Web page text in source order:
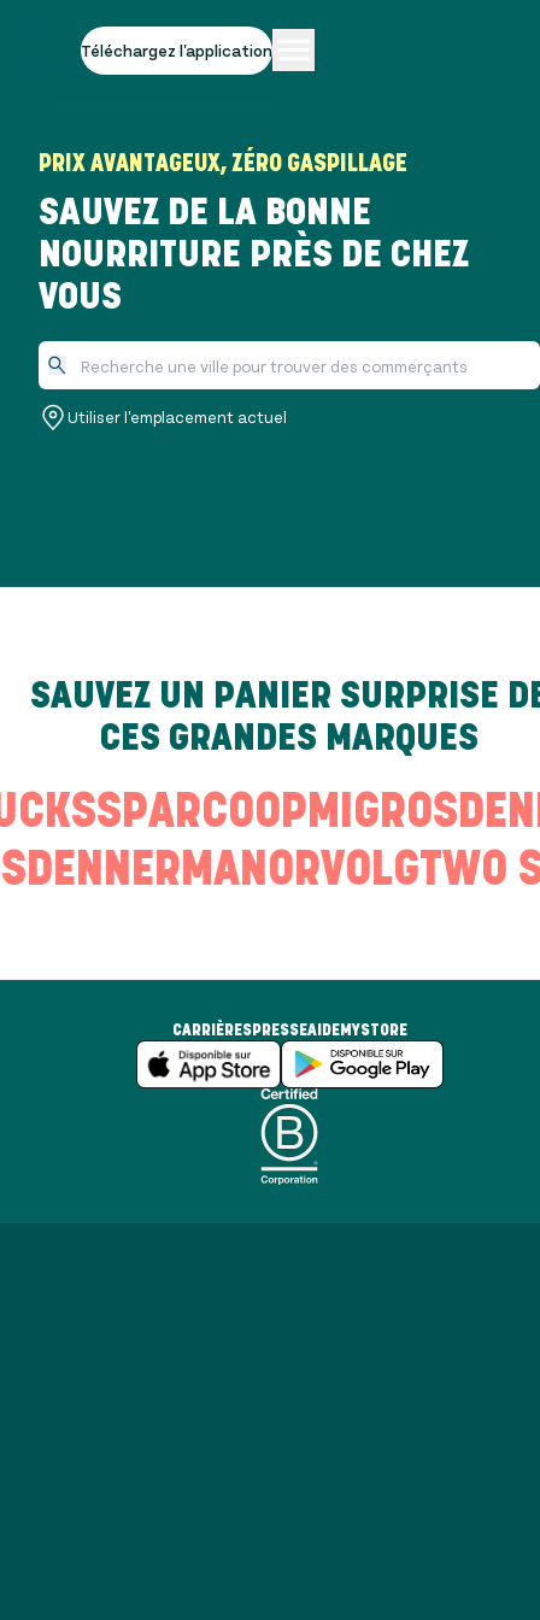
Téléchargez l'application
PRIX AVANTAGEUX, ZÉRO GASPILLAGE
SAUVEZ DE LA BONNE
NOURRITURE PRÈS DE CHEZ
VOUS
Utiliser l'emplacement actuel
SAUVEZ UN PANIER SURPRISE
CES GRANDES MARQUES
SPARCOOP MIGROS
DENNERMANORVOLGTWO
CARRIÈRESPRESSEAIDEMYSTORE